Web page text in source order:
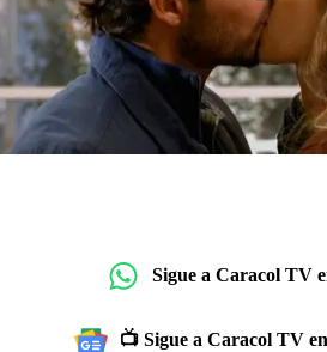
Sigue a Caracol TV
📺 Sigue a Caracol TV